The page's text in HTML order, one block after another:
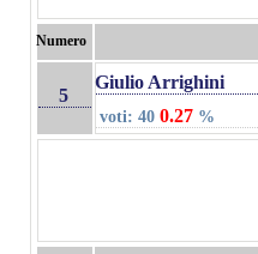
Numero
5
Giulio Arrighini
voti: 400.27 %